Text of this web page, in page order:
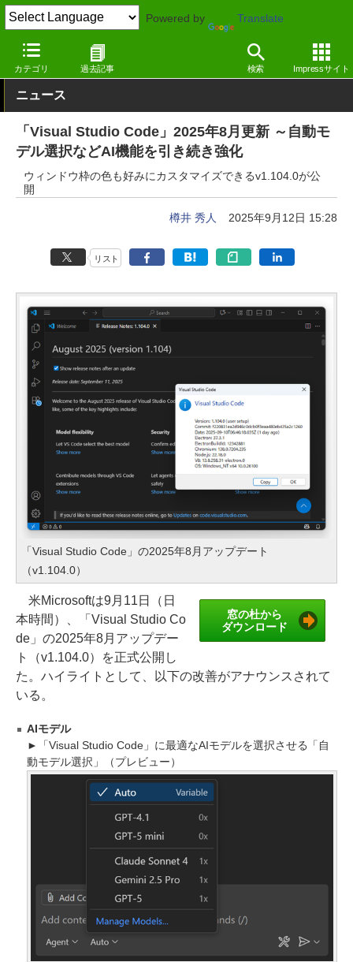
Powered by Translate
カテゴリ 過去記事 検索 Impressサイト
窓の杜 プログラミング Windows
ニュース
「Visual Studio Code」2025年8月更新 ～自動モ
デル選択などAI機能を引き続き強化
ウィンドウ枠の色も好みにカスタマイズできるv1.104.0が公
開
樽井 秀人 2025年9月12日 15:28
リスト
「Visual Studio Code」の2025年8月アップデート
（v1.104.0）
窓の杜から
ダウンロード
米Microsoftは9月11日（日
本時間）、「Visual Studio Co
de」の2025年8月アップデー
ト（v1.104.0）を正式公開し
た。ハイライトとして、以下の改善がアナウンスされて
いる。
AIモデル
►「Visual Studio Code」に最適なAIモデルを選択させる「自
動モデル選択」（プレビュー）